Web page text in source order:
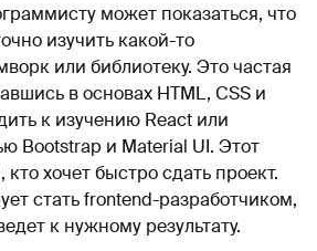
может показаться, что
изучить какой-то
или библиотеку. Это частая
в основах HTML, CSS и
к изучению React или
Bootstrap и Material UI. Этот
хочет быстро сдать проект.
стать frontend-разработчиком,
к нужному результату.